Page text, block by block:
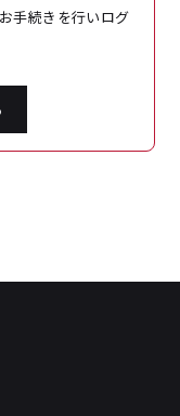
手続きを行いログ